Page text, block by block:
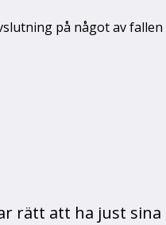
på något av fallen
rätt att ha just sina